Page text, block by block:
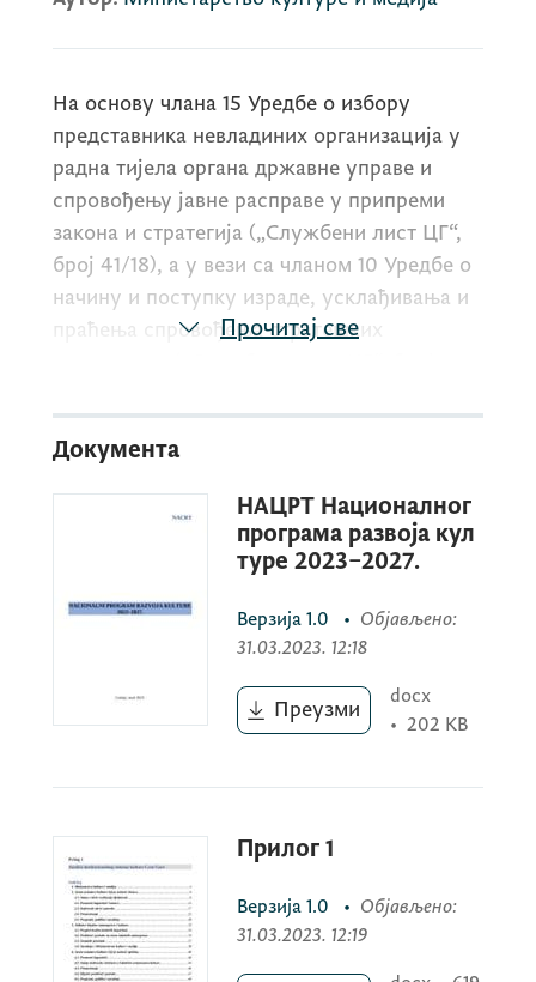
На основу члана 15 Уредбе о избору
представника невладиних организација у
радна тијела органа државне управе и
спровођењу јавне расправе у припреми
закона и стратегија („Службени лист ЦГ“,
број 41/18), а у вези са чланом 10 Уредбе о
начину и поступку израде, усклађивања и
праћења спровођења стратешких
објављује
ЈАВНИ ПОЗИВ ЗА ЈАВНУ РАСПРАВУ О
ТЕКСТУ НАЦРТА
НАЦИОНАЛНОГ ПРОГРАМА РАЗВОЈА
програм развоја културе је стратешки
циљеви и приоритети развоја културе и
одређују организационе, финансијске и
административне мјере за њихово
остваривање на територији Црне Горе.
Прочитај све
Документа
НАЦРТ Националног
програма развоја кул
туре 2023–2027.
Верзија 1.0 • Објављено:
31.03.2023. 12:18
Преузми
docx
• 202 KB
Прилог 1
Верзија 1.0 • Објављено:
31.03.2023. 12:19